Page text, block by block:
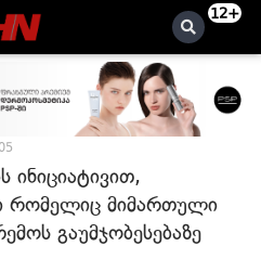
12+
ინიციატივით,
რომელიც მიმართული
გაუმჯობესებაზე